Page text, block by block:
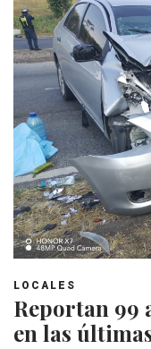
LOCALES
Reportan 99
en las